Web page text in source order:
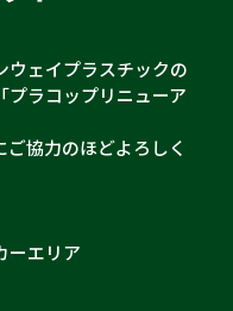
ウェイプラスチックの
プラコップリニューア
協力のほどよろしく
ーエリア